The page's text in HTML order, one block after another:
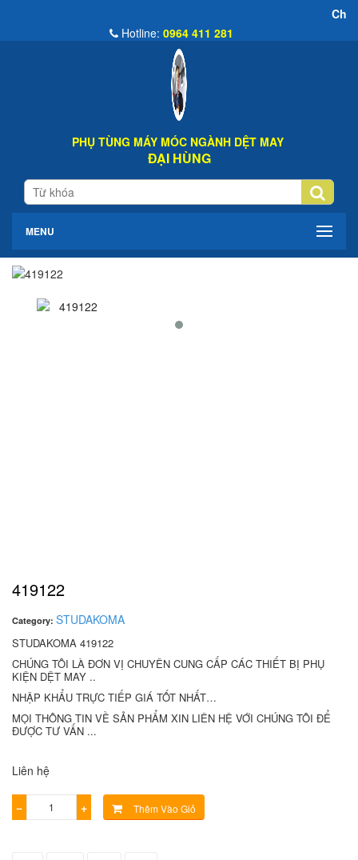
Chào Mừng
Hotline: 0964 411 281
PHỤ TÙNG MÁY MÓC NGÀNH DỆT MAY
ĐẠI HÙNG
MENU
419122
Category: STUDAKOMA
STUDAKOMA 419122
CHÚNG TÔI LÀ ĐƠN VỊ CHUYÊN CUNG CẤP CÁC THIẾT BỊ PHỤ
KIỆN DỆT MAY ..
NHẬP KHẨU TRỰC TIẾP GIÁ TỐT NHẤT…
MỌI THÔNG TIN VỀ SẢN PHẨM XIN LIÊN HỆ VỚI CHÚNG TÔI ĐỂ
ĐƯỢC TƯ VẤN ...
Liên hệ
− + Thêm Vào Giỏ